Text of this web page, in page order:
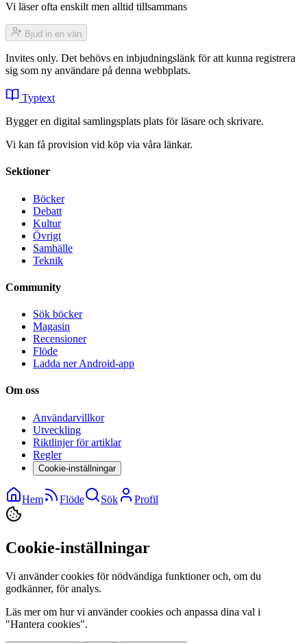
Vi läser ofta enskilt men alltid tillsammans
Bjud in en vän
Invites only. Det behövs en inbjudningslänk för att kunna registrera
sig som ny användare på denna webbplats.
Typtext
Bygger en digital samlingsplats plats för läsare och skrivare.
Vi kan få provision vid köp via våra länkar.
Sektioner
Böcker
Debatt
Kultur
Övrigt
Samhälle
Teknik
Community
Sök böcker
Magasin
Recensioner
Flöde
Ladda ner Android-app
Om oss
Användarvillkor
Utveckling
Riktlinjer för artiklar
Regler
Cookie-inställningar
Hem Flöde Sök Profil
Cookie-inställningar
Vi använder cookies för nödvändiga funktioner och, om du
godkänner, för analys.
Läs mer om hur vi använder cookies och anpassa dina val i
"Hantera cookies".